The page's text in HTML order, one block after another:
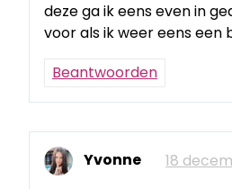
deze ga ik eens even in
voor als ik weer eens een
Beantwoorden
Yvonne
18